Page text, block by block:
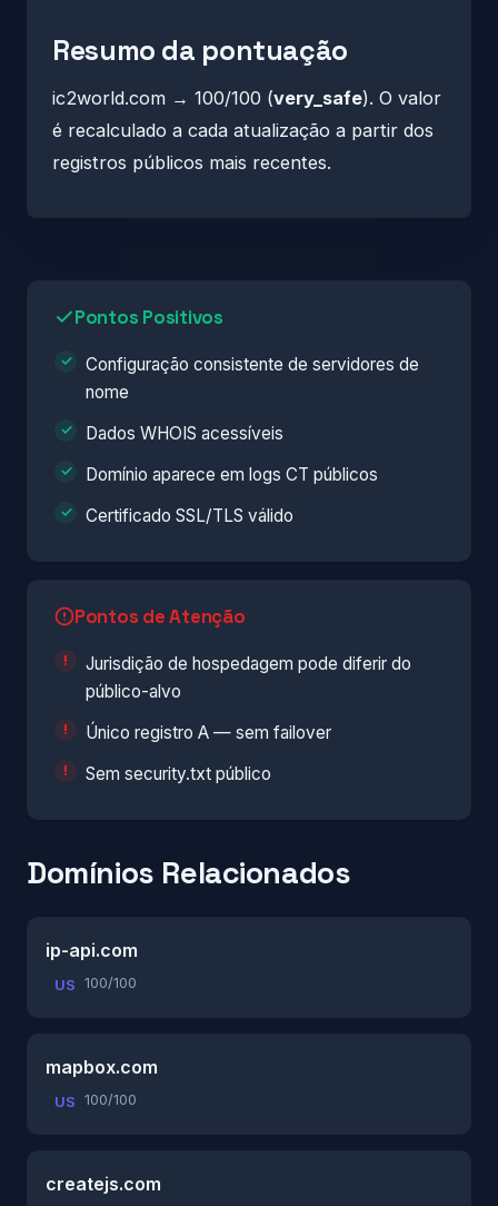
Resumo da pontuação
ic2world.com → 100/100 (very_safe). O valor
é recalculado a cada atualização a partir dos
registros públicos mais recentes.
Pontos Positivos
Configuração consistente de servidores de
nome
Dados WHOIS acessíveis
Domínio aparece em logs CT públicos
Certificado SSL/TLS válido
Pontos de Atenção
Jurisdição de hospedagem pode diferir do
público-alvo
Único registro A — sem failover
Sem security.txt público
Domínios Relacionados
ip-api.com
US 100/100
mapbox.com
US 100/100
createjs.com